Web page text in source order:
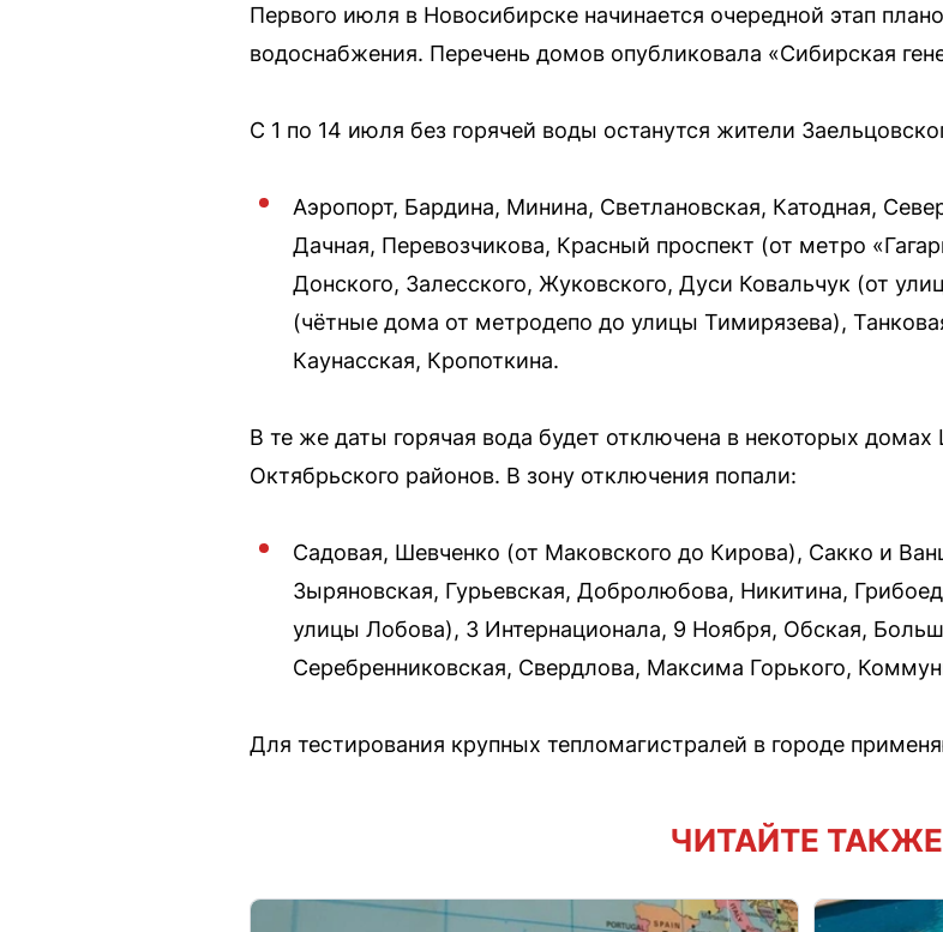
Первого июля в Новосибирске начинается очередной этап
водоснабжения. Перечень домов опубликовала «Сибирская
С 1 по 14 июля без горячей воды останутся жители
Аэропорт, Бардина, Минина, Светлановская, Катодная,
Дачная, Перевозчикова, Красный проспект (от метро
Донского, Залесского, Жуковского, Дуси Ковальчук (от
(чётные дома от метродепо до улицы Тимирязева),
Каунасская, Кропоткина.
В те же даты горячая вода будет отключена в некоторых
Октябрьского районов. В зону отключения попали:
Садовая, Шевченко (от Маковского до Кирова), Сакко и
Зыряновская, Гурьевская, Добролюбова, Никитина,
улицы Лобова), 3 Интернационала, 9 Ноября, Обская,
Серебренниковская, Свердлова, Максима Горького,
Для тестирования крупных тепломагистралей в городе
ЧИТАЙТЕ ТАКЖЕ